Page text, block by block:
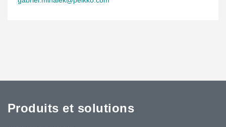
Produits et solutions